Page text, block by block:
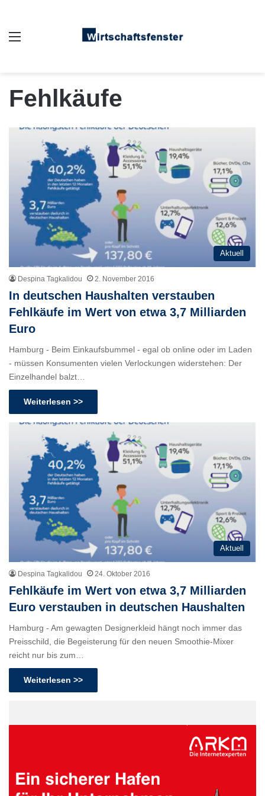
Fehlkäufe
Aktuell
Despina Tagkalidou 2. November 2016
In deutschen Haushalten verstauben
Fehlkäufe im Wert von etwa 3,7 Milliarden
Euro
Hamburg - Beim Einkaufsbummel - egal ob online oder im Laden
- müssen Konsumenten vielen Verlockungen widerstehen: Der
Einzelhandel balzt…
Weiterlesen >>
Aktuell
Despina Tagkalidou 24. Oktober 2016
Fehlkäufe im Wert von etwa 3,7 Milliarden
Euro verstauben in deutschen Haushalten
Hamburg - Am gewagten Designerkleid hängt noch immer das
Preisschild, die Begeisterung für den neuen Smoothie-Mixer
reicht nur bis zum…
Weiterlesen >>